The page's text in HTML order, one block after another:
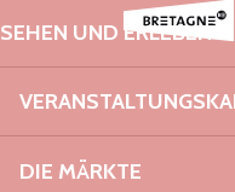
SEHEN UND ERLEBEN
DIE MÄRKTE